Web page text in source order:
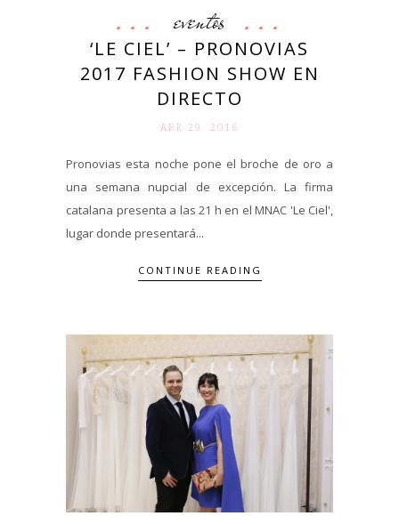
eventos
‘LE CIEL’ – PRONOVIAS
2017 FASHION SHOW EN
DIRECTO
ABR 29. 2016
Pronovias esta noche pone el broche de oro a
una semana nupcial de excepción. La firma
catalana presenta a las 21 h en el MNAC 'Le Ciel',
lugar donde presentará...
CONTINUE READING